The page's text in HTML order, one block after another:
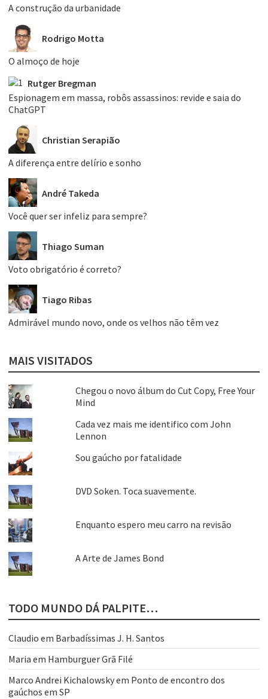
A construção da urbanidade
Rodrigo Motta
O almoço de hoje
Rutger Bregman
Espionagem em massa, robôs assassinos: revide e saia do
ChatGPT
Christian Serapião
A diferença entre delírio e sonho
André Takeda
Você quer ser infeliz para sempre?
Thiago Suman
Voto obrigatório é correto?
Tiago Ribas
Admirável mundo novo, onde os velhos não têm vez
MAIS VISITADOS
Chegou o novo álbum do Cut Copy, Free Your
Mind
Cada vez mais me identifico com John
Lennon
Sou gaúcho por fatalidade
DVD Soken. Toca suavemente.
Enquanto espero meu carro na revisão
A Arte de James Bond
TODO MUNDO DÁ PALPITE…
Claudio em Barbadíssimas J. H. Santos
Maria em Hamburguer Grã Filé
Marco Andrei Kichalowskyem Ponto de encontro dos
gaúchos em SP